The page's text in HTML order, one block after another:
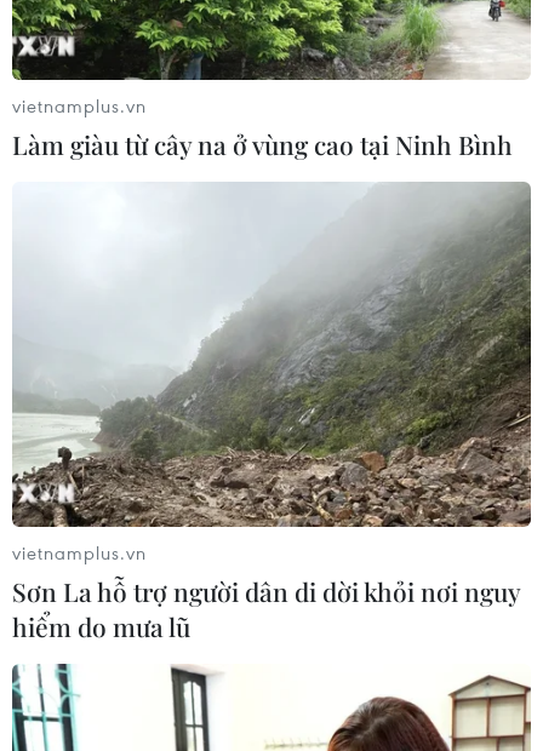
Idaho khiến 10 người thương vong
02/08/2026 11:17
Mỹ: Gian lận Medicaid làm dấy lên
Thẩm phán Mỹ tiếp tục tạm hoãn kế
hoạch chấm dứt bảo vệ công dân
Somalia
02/08/2026 06:59
Toàn cảnh thế giới: Israel
cảnh báo trước khả năng Mỹ tấn
công toàn diện Iran
02/08/2026 04:00
Venezuela: Chính phủ và phe đối lập
thống nhất khởi động đối thoại trực
vietnamplus.vn
Làm giàu từ cây na ở vùng cao tại Ninh Bình
vietnamplus.vn
Sơn La hỗ trợ người dân di dời khỏi nơi nguy
hiểm do mưa lũ